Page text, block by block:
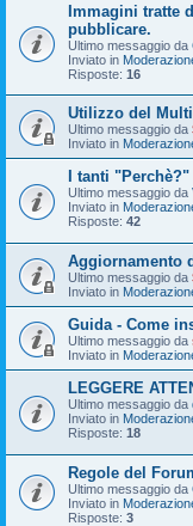
Immagini tratte
pubblicare.
Ultimo messaggio da
Inviato in
Risposte: 16
Utilizzo del
Ultimo messaggio da
Inviato in
I tanti
Ultimo messaggio da
Inviato in
Risposte: 42
Aggiornamento
Ultimo messaggio da
Inviato in
Guida - Come
Ultimo messaggio da
Inviato in
LEGGERE
Ultimo messaggio da
Inviato in
Risposte: 18
Regole del
Ultimo messaggio da
Inviato in
Risposte: 3